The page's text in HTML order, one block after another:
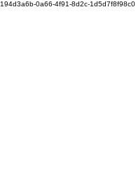
194d3a6b-0a66-4f91-8d2c-1d5d7f8f98c0